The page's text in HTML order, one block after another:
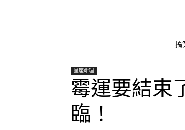
搞
星座命理
霉運要結束
臨！